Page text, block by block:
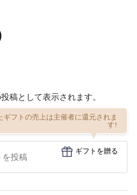
稿として表示されます。
ギフトの売上は主催者に還元されま
す!
ギフトを贈る